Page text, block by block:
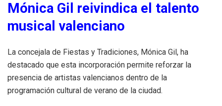
Mónica Gil reivindica el talento
musical valenciano
La concejala de Fiestas y Tradiciones, Mónica Gil, ha
destacado que esta incorporación permite reforzar la
presencia de artistas valencianos dentro de la
programación cultural de verano de la ciudad.